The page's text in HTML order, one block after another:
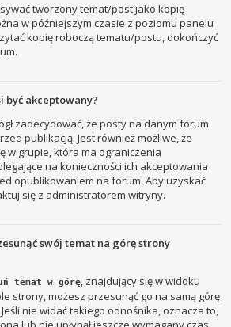
tworzony temat/post jako kopię
w późniejszym czasie z poziomu panelu
kopię roboczą tematu/postu, dokończyć
być akceptowany?
zadecydować, że posty na danym forum
publikacją. Jest również możliwe, że
w grupie, która ma ograniczenia
na konieczności ich akceptowania
opublikowaniem na forum. Aby uzyskać
się z administratorem witryny.
swój temat na górę strony
temat w górę, znajdujący się w widoku
strony, możesz przesunąć go na samą górę
nie widać takiego odnośnika, oznacza to,